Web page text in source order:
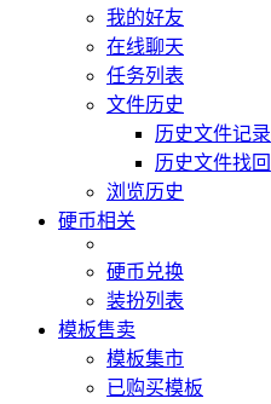
我的好友
在线聊天
任务列表
文件历史
历史文件记录
历史文件找回
浏览历史
硬币相关
硬币兑换
装扮列表
模板售卖
模板集市
已购买模板